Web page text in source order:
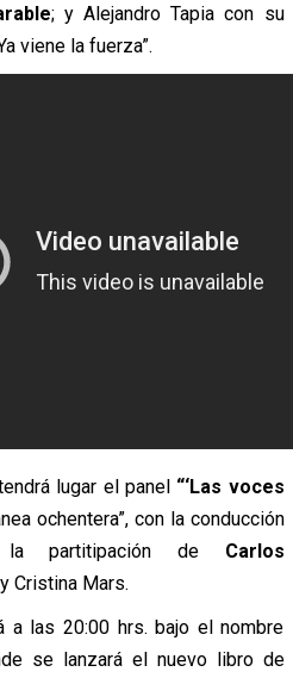
; y Alejandro Tapia con su
viene la fuerza”.
lugar el panel“‘Las voces
ochentera”, con la conducción
partitipación de Carlos
y Cristina Mars.
a las 20:00 hrs. bajo el nombre
se lanzará el nuevo libro de